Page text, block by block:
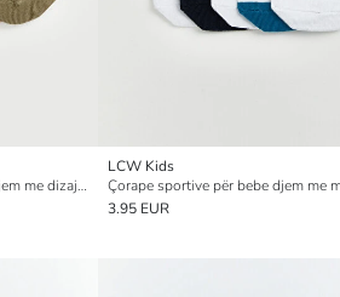
Çorape sportive për foshnja djem me dizajne, 7 copë
LCW Kids
3.95 EUR